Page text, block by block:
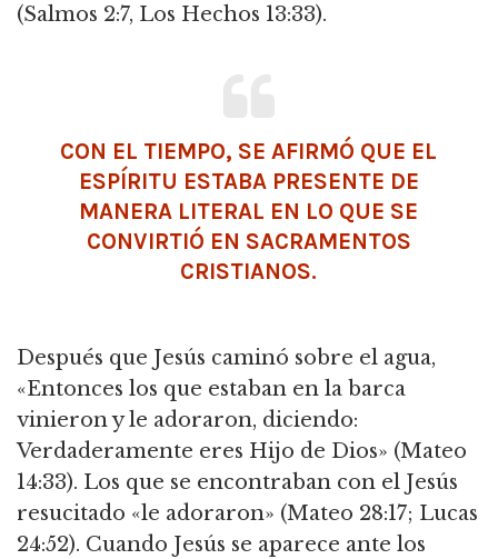
(Salmos 2:7, Los Hechos 13:33).
CON EL TIEMPO, SE AFIRMÓ QUE EL
ESPÍRITU ESTABA PRESENTE DE
MANERA LITERAL EN LO QUE SE
CONVIRTIÓ EN SACRAMENTOS
CRISTIANOS.
Después que Jesús caminó sobre el agua,
«Entonces los que estaban en la barca
vinieron y le adoraron, diciendo:
Verdaderamente eres Hijo de Dios» (Mateo
14:33). Los que se encontraban con el Jesús
resucitado «le adoraron» (Mateo 28:17; Lucas
24:52). Cuando Jesús se aparece ante los